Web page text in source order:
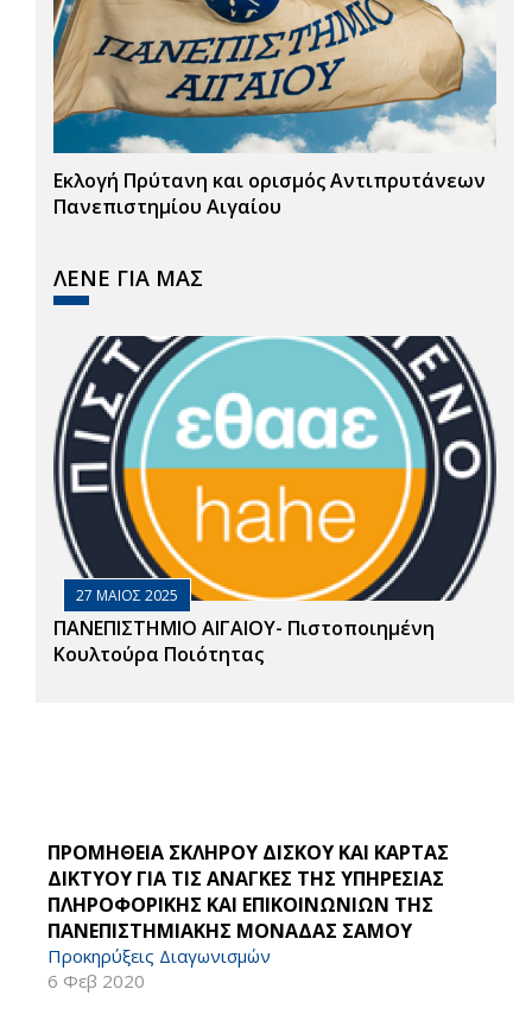
Εκλογή Πρύτανη και ορισμός Αντιπρυτάνεων
Πανεπιστημίου Αιγαίου
ΛΕΝΕ ΓΙΑ ΜΑΣ
27 ΜΑΙΟΣ 2025
ΠΑΝΕΠΙΣΤΗΜΙΟ ΑΙΓΑΙΟΥ- Πιστοποιημένη
Κουλτούρα Ποιότητας
ΠΡΟΜΗΘΕΙΑ ΣΚΛΗΡΟΥ ΔΙΣΚΟΥ ΚΑΙ ΚΑΡΤΑΣ
ΔΙΚΤΥΟΥ ΓΙΑ ΤΙΣ ΑΝΑΓΚΕΣ ΤΗΣ ΥΠΗΡΕΣΙΑΣ
ΠΛΗΡΟΦΟΡΙΚΗΣ ΚΑΙ ΕΠΙΚΟΙΝΩΝΙΩΝ ΤΗΣ
ΠΑΝΕΠΙΣΤΗΜΙΑΚΗΣ ΜΟΝΑΔΑΣ ΣΑΜΟΥ
Προκηρύξεις Διαγωνισμών
6 Φεβ 2020